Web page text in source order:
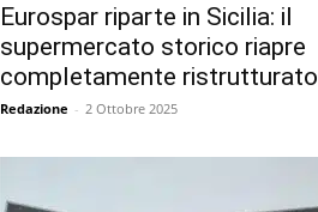
Eurospar riparte in Sicilia: il
supermercato storico riapre
completamente ristrutturato
Redazione - 2 Ottobre 2025